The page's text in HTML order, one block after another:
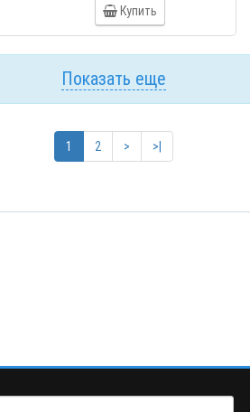
Купить
Показать еще
1 2 >
>|